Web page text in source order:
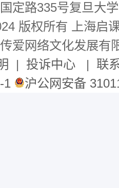
定路335号复旦大
版权所有 上海启
爱网络文化发展有
| 投诉中心 | 联
1
沪公网安备